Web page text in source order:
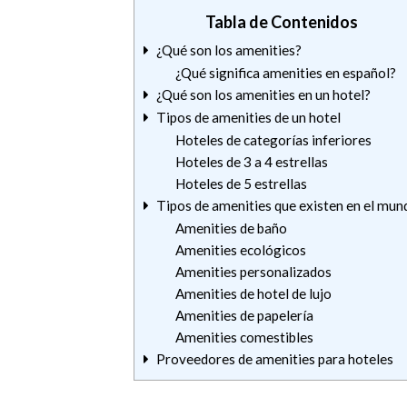
Tabla de Contenidos
¿Qué son los amenities?
¿Qué significa amenities en español?
¿Qué son los amenities en un hotel?
Tipos de amenities de un hotel
Hoteles de categorías inferiores
Hoteles de 3 a 4 estrellas
Hoteles de 5 estrellas
Tipos de amenities que existen en el
Amenities de baño
Amenities ecológicos
Amenities personalizados
Amenities de hotel de lujo
Amenities de papelería
Amenities comestibles
Proveedores de amenities para hoteles